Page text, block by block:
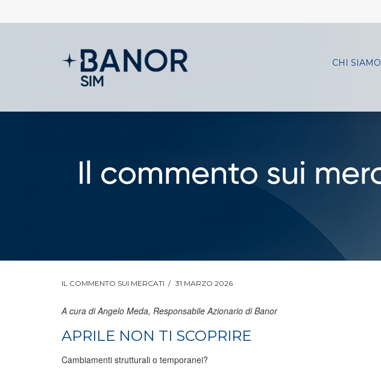
CHI SIAMO
IL COMMENTO SUI MERCATI 31 MARZO 2026
A cura di Angelo Meda, Responsabile Azionario di Banor
APRILE NON TI SCOPRIRE
Cambiamenti strutturali o temporanei?